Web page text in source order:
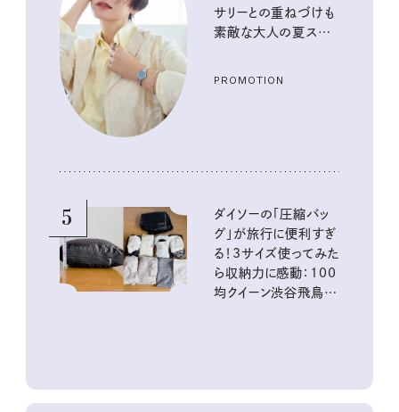
サリーとの重ねづけも
素敵な大人の夏スタイ
PROMOTION
5
ダイソーの「圧縮バッ
グ」が旅行に便利すぎ
る！3サイズ使ってみた
ら収納力に感動：100
均クイーン渋谷飛鳥の